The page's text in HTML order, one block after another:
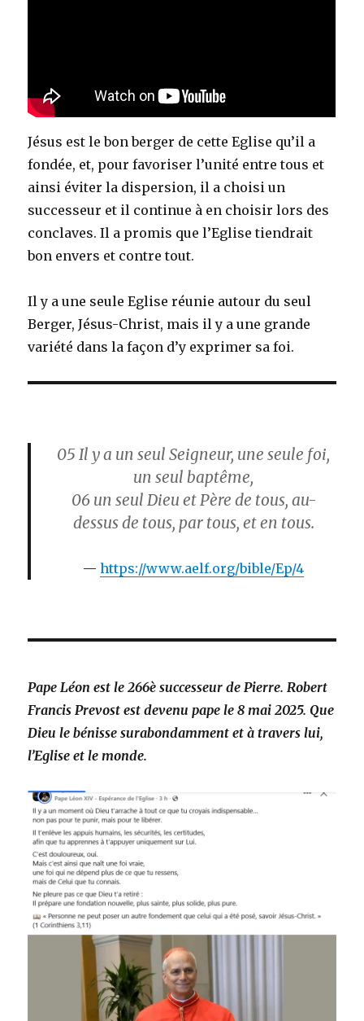
Jésus est le bon berger de cette Eglise qu’il a
fondée, et, pour favoriser l’unité entre tous et
ainsi éviter la dispersion, il a choisi un
successeur et il continue à en choisir lors des
conclaves. Il a promis que l’Eglise tiendrait
bon envers et contre tout.
Il y a une seule Eglise réunie autour du seul
Berger, Jésus-Christ, mais il y a une grande
variété dans la façon d’y exprimer sa foi.
05 Il y a un seul Seigneur, une seule foi,
un seul baptême,
06un seul Dieu et Père de tous, au-
dessus de tous, par tous, et en tous.
https://www.aelf.org/bible/Ep/4
Pape Léon est le 266è successeur de Pierre. Robert
Francis Prevost est devenu pape le 8 mai 2025. Que
Dieu le bénisse surabondamment et à travers lui,
l’Eglise et le monde.